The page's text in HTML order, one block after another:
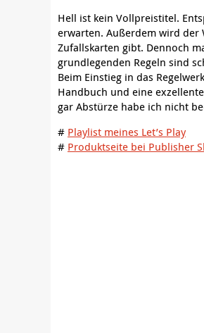
Hell ist kein Vollpreistitel.
erwarten. Außerdem wird der
Zufallskarten gibt. Dennoch
grundlegenden Regeln sind
Beim Einstieg in das
Handbuch und eine
gar Abstürze habe ich nicht
# Playlist meines Let’s Play
# Produktseite bei Publisher